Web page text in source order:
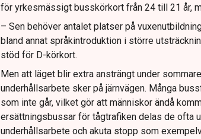
för yrkesmässigt busskörkort från 24 till 21 år,
– Sen behöver antalet platser på
bland annat språkintroduktion i större
stöd för D-körkort.
Men att läget blir extra ansträngt under
underhållsarbete sker på järnvägen. Många
som inte går, vilket gör att människor ändå
ersättningsbussar för tågtrafiken delas de ofta
underhållsarbete och akuta stopp som